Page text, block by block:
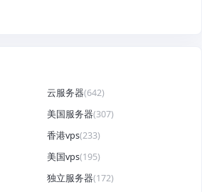
云服务器(642)
美国服务器(307)
香港vps(233)
美国vps(195)
独立服务器(172)